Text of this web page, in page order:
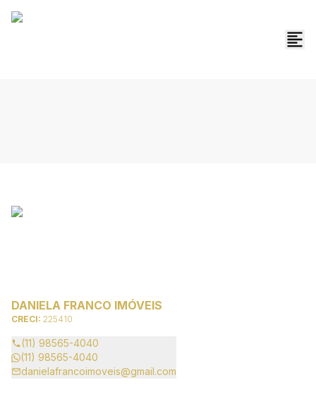
DANIELA FRANCO IMÓVEIS
CRECI: 225410
(11) 98565-4040
(11) 98565-4040
danielafrancoimoveis@gmail.com